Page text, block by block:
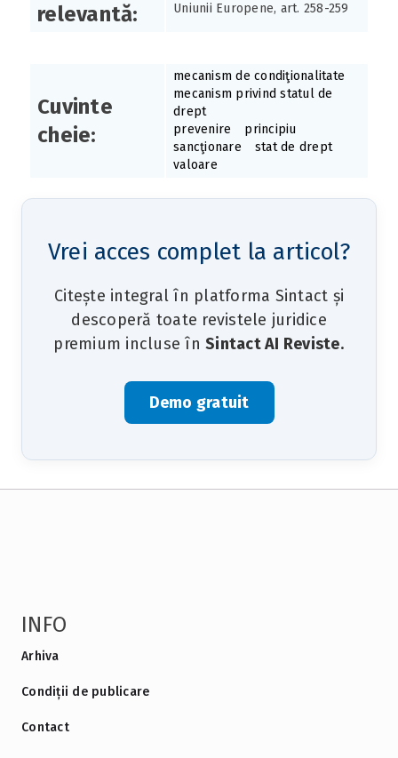
relevantă:
Uniunii Europene, art. 258-259
Cuvinte
cheie:
mecanism de condiţionalitate
mecanism privind statul de
drept
prevenire
principiu
sancţionare
stat de drept
valoare
Vrei acces complet la articol?
Citește integral în platforma Sintact și
descoperă toate revistele juridice
premium incluse în Sintact AI Reviste.
Demo gratuit
INFO
Arhiva
Condiții de publicare
Contact